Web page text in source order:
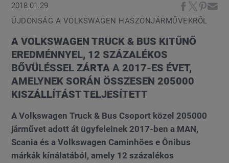
2018.01.29.
ÚJDONSÁG A VOLKSWAGEN HASZONJÁRMŰVEKRŐL
A VOLKSWAGEN TRUCK & BUS KITŰNŐ
EREDMÉNNYEL, 12 SZÁZALÉKOS
BŐVÜLÉSSEL ZÁRTA A 2017-ES ÉVET,
AMELYNEK SORÁN ÖSSZESEN 205000
KISZÁLLÍTÁST TELJESÍTETT
A Volkswagen Truck & Bus Csoport közel 205000
járművet adott át ügyfeleinek 2017-ben a MAN,
Scania és a Volkswagen Caminhões e Ônibus
márkák kínálatából, amely 12 százalékos